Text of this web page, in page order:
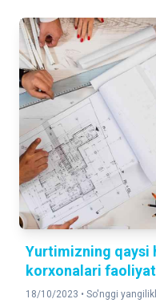
Yurtimizning qaysi
korxonalari
18/10/2023 • So'nggi